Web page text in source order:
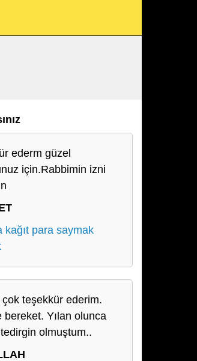
ederm güzel
için.Rabbimin izni
kağıt para saymak
teşekkür ederim.
bereket. Yılan olunca
tedirgin olmuştum..